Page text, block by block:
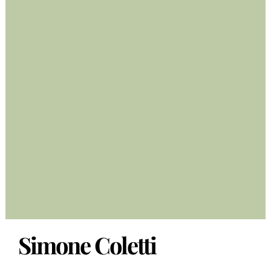
Simone Coletti